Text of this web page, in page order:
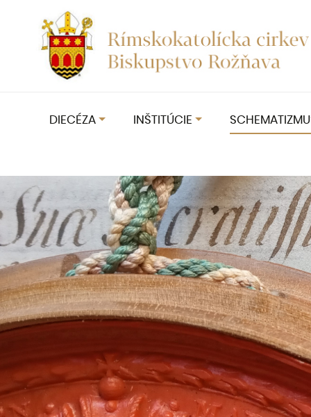
DIECÉZA INŠTITÚCIE